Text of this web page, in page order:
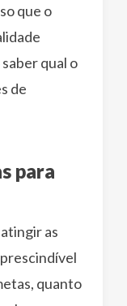
que o
qual o
de
para
as
quanto